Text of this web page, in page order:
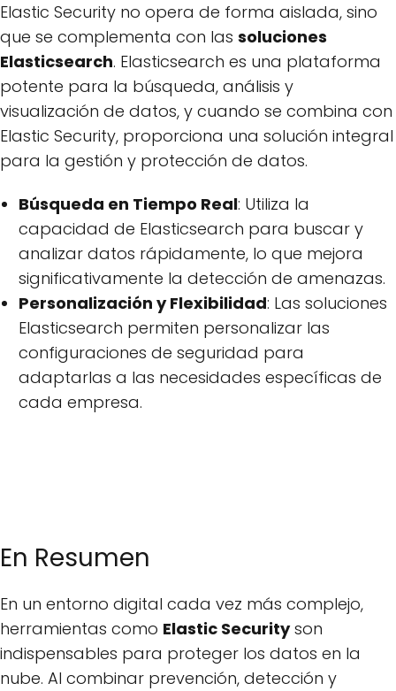
Elastic Security no opera de forma aislada, sino
que se complementa con las soluciones
Elasticsearch. Elasticsearch es una plataforma
potente para la búsqueda, análisis y
visualización de datos, y cuando se combina con
Elastic Security, proporciona una solución integral
para la gestión y protección de datos.
Búsqueda en Tiempo Real: Utiliza la
capacidad de Elasticsearch para buscar y
analizar datos rápidamente, lo que mejora
significativamente la detección de amenazas.
Personalización y Flexibilidad: Las soluciones
Elasticsearch permiten personalizar las
configuraciones de seguridad para
adaptarlas a las necesidades específicas de
cada empresa.
En Resumen
En un entorno digital cada vez más complejo,
herramientas como Elastic Securityson
indispensables para proteger los datos en la
nube. Al combinar prevención, detección y